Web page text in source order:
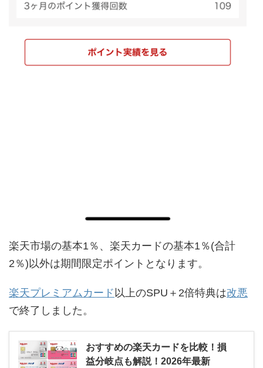
楽天市場の基本1％、楽天カードの基本1％(合計
2％)以外は期間限定ポイントとなります。
楽天プレミアムカード 以上のSPU＋2倍特典は改悪
で終了しました。
おすすめの楽天カードを比較！損
益分岐点も解説！2026年最新